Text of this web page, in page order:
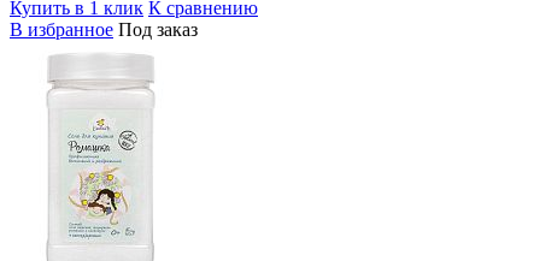
Купить в 1 клик К сравнению
В избранное Под заказ